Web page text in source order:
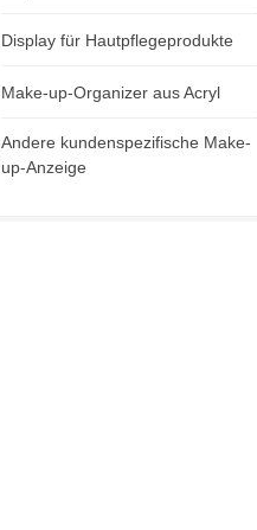
Display für Hautpflegeprodukte
Make-up-Organizer aus Acryl
Andere kundenspezifische Make-
up-Anzeige